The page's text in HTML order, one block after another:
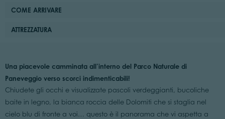
COME ARRIVARE
ATTREZZATURA
Una piacevole camminata all’interno del Parco Naturale di
Paneveggio verso scorci indimenticabili!
Chiudete gli occhi e visualizzate pascoli verdeggianti, bucoliche
baite in legno, la bianca roccia delle Dolomiti che si staglia nel
cielo blu di fronte a voi… questo è il panorama che vi aspetta a